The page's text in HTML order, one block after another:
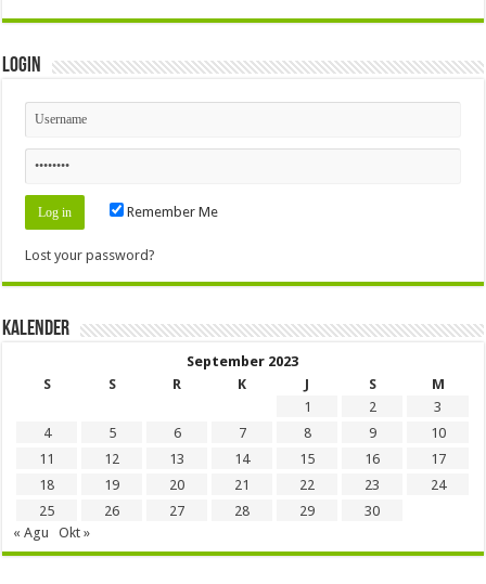
Login
Remember Me
Lost your password?
Kalender
September 2023
S
S R K J S
M
1
2
3
4
5 6 7 8 9
10
11
12 13 14 15 16
17
18
19 20 21 22 23
24
25
26 27 28 29
30
« Agu
Okt »